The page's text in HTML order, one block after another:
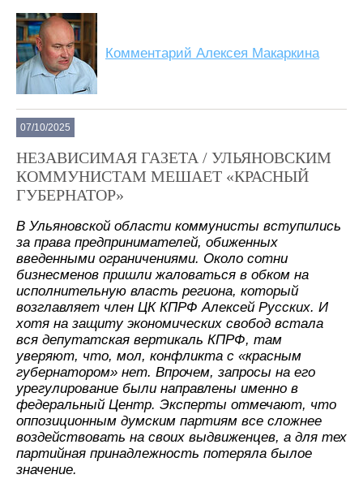
Комментарий Алексея Макаркина
07/10/2025
НЕЗАВИСИМАЯ ГАЗЕТА / УЛЬЯНОВСКИМ
КОММУНИСТАМ МЕШАЕТ «КРАСНЫЙ
ГУБЕРНАТОР»
В Ульяновской области коммунисты вступились
за права предпринимателей, обиженных
введенными ограничениями. Около сотни
бизнесменов пришли жаловаться в обком на
исполнительную власть региона, который
возглавляет член ЦК КПРФ Алексей Русских. И
хотя на защиту экономических свобод встала
вся депутатская вертикаль КПРФ, там
уверяют, что, мол, конфликта с «красным
губернатором» нет. Впрочем, запросы на его
урегулирование были направлены именно в
федеральный Центр. Эксперты отмечают, что
оппозиционным думским партиям все сложнее
воздействовать на своих выдвиженцев, а для тех
партийная принадлежность потеряла былое
значение.